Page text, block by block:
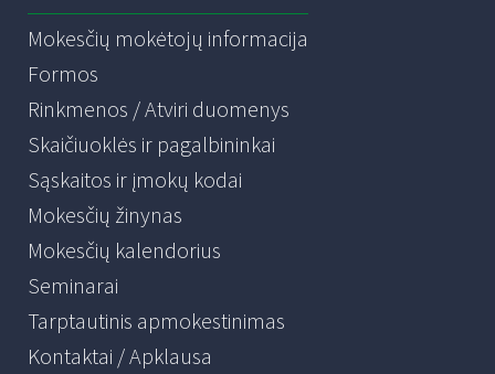
Mokesčių mokėtojų informacija
Formos
Rinkmenos / Atviri duomenys
Skaičiuoklės ir pagalbininkai
Sąskaitos ir įmokų kodai
Mokesčių žinynas
Mokesčių kalendorius
Seminarai
Tarptautinis apmokestinimas
Kontaktai / Apklausa